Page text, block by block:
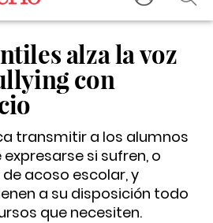
alza la voz
con
transmitir a los alumnos
si sufren, o
acoso escolar, y
a su disposición todo
que necesiten.